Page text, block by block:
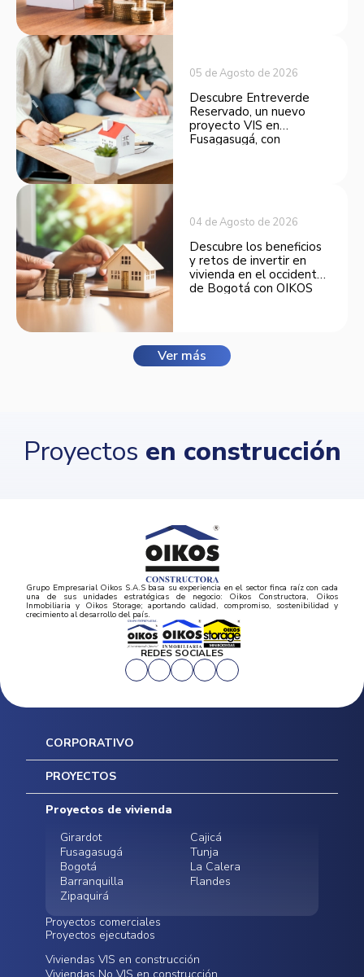
05 de Agosto de 2026
Descubre Entreverde
Reservado, un nuevo
proyecto VIS en
Fusagasugá, con
04 de Agosto de 2026
Descubre los beneficios
y retos de invertir en
vivienda en el occidente
de Bogotá con OIKOS
Ver más
Proyectos en construcción
Grupo Empresarial Oikos S.A.S basa su experiencia en el sector finca raíz con cada
una de sus unidades estratégicas de negocio: Oikos Constructora, Oikos
Inmobiliaria y Oikos Storage; aportando calidad, compromiso, sostenibilidad y
crecimiento al desarrollo del país.
REDES SOCIALES
CORPORATIVO
Inicio
Mapa del sitio
Postventas
Contratación Directa
Noticias
PROYECTOS
Proyectos de vivienda
Girardot
Cajicá
Fusagasugá
Tunja
Bogotá
La Calera
Barranquilla
Flandes
Zipaquirá
Proyectos comerciales
Funza
Infinitum Zentral
Proyectos ejecutados
Conoce nuestros
Viviendas VIS en construcción